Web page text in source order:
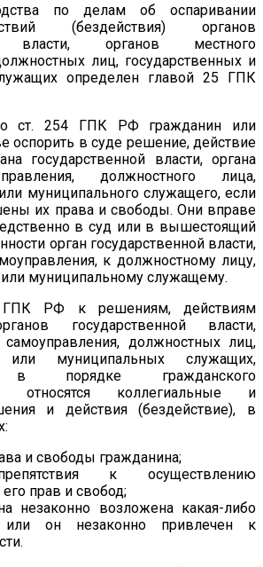
по делам об оспаривании
(бездействия) органов
власти, органов местного
лиц, государственных и
определен главой 25 ГПК
ст. 254 ГПК РФ гражданин или
оспорить в суде решение, действие
государственной власти, органа
должностного лица,
муниципального служащего, если
их права и свободы. Они вправе
в суд или в вышестоящий
орган государственной власти,
к должностному лицу,
или муниципальному служащему.
РФ к решениям, действиям
государственной власти,
самоуправления, должностных лиц,
или муниципальных служащих,
в порядке гражданского
относятся коллегиальные и
и действия (бездействие), в
и свободы гражданина;
к осуществлению
прав и свобод;
незаконно возложена какая-либо
или он незаконно привлечен к